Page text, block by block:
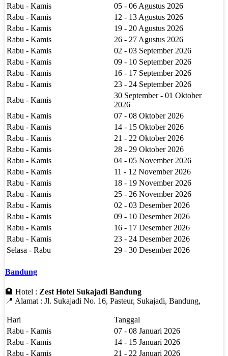
Rabu - Kamis
05 - 06 Agustus 2026
Rabu - Kamis
12 - 13 Agustus 2026
Rabu - Kamis
19 - 20 Agustus 2026
Rabu - Kamis
26 - 27 Agustus 2026
Rabu - Kamis
02 - 03 September 2026
Rabu - Kamis
09 - 10 September 2026
Rabu - Kamis
16 - 17 September 2026
Rabu - Kamis
23 - 24 September 2026
Rabu - Kamis
30 September - 01 Oktober
2026
Rabu - Kamis
07 - 08 Oktober 2026
Rabu - Kamis
14 - 15 Oktober 2026
Rabu - Kamis
21 - 22 Oktober 2026
Rabu - Kamis
28 - 29 Oktober 2026
Rabu - Kamis
04 - 05 November 2026
Rabu - Kamis
11 - 12 November 2026
Rabu - Kamis
18 - 19 November 2026
Rabu - Kamis
25 - 26 November 2026
Rabu - Kamis
02 - 03 Desember 2026
Rabu - Kamis
09 - 10 Desember 2026
Rabu - Kamis
16 - 17 Desember 2026
Rabu - Kamis
23 - 24 Desember 2026
Selasa - Rabu
29 - 30 Desember 2026
Bandung
🏨 Hotel : Zest Hotel Sukajadi Bandung
📍 Alamat : Jl. Sukajadi No. 16, Pasteur, Sukajadi, Bandung,
Hari
Tanggal
Rabu - Kamis
07 - 08 Januari 2026
Rabu - Kamis
14 - 15 Januari 2026
Rabu - Kamis
21 - 22 Januari 2026